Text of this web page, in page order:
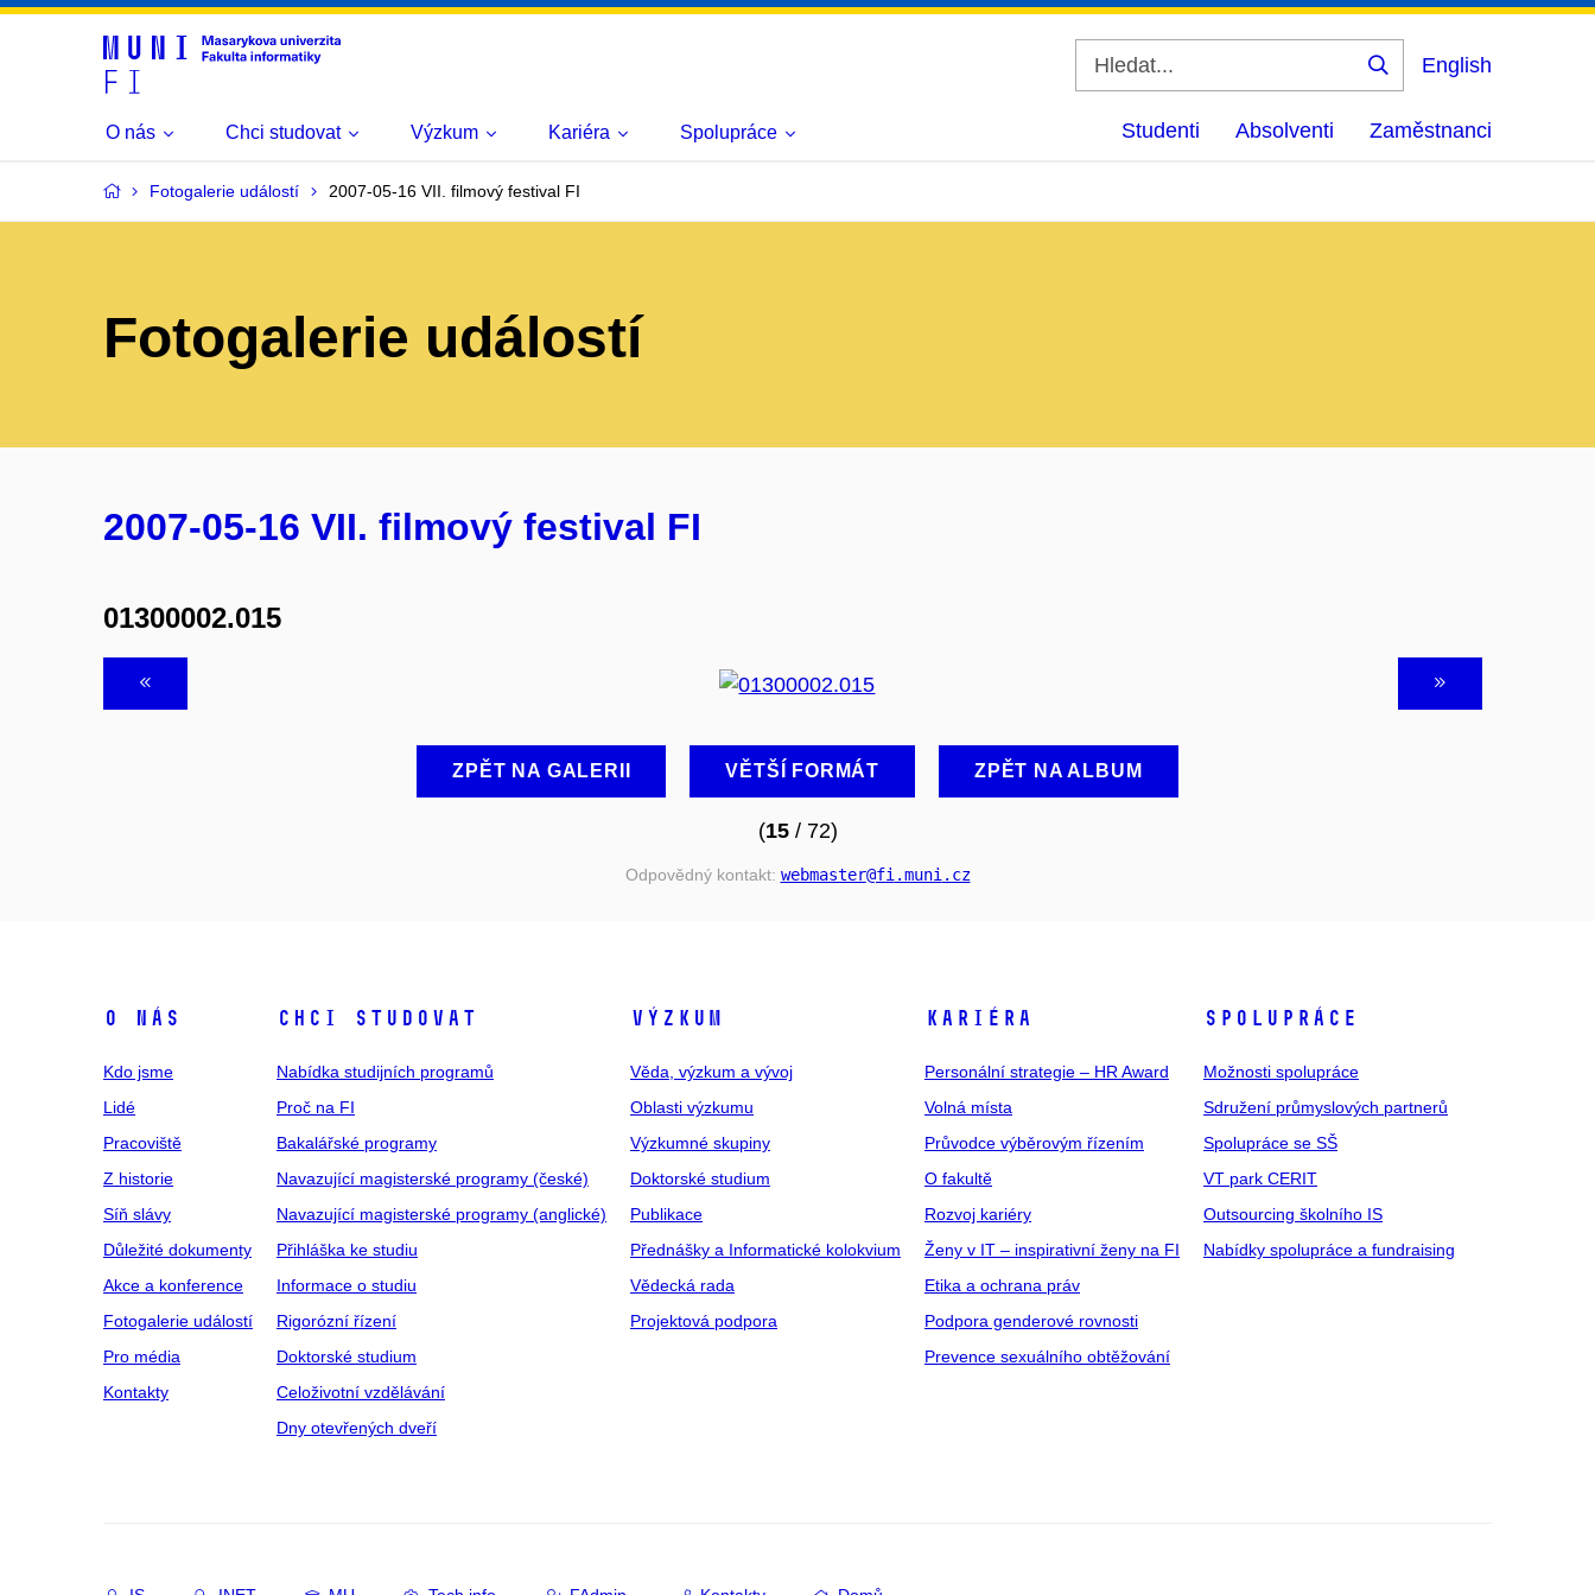
Vyhledat
English
O nás Chci studovat Výzkum Kariéra Spolupráce Studenti Absolventi Zaměstnanci
Fotogalerie událostí 2007-05-16 VII. filmový festival FI
Fotogalerie událostí
2007-05-16 VII. filmový festival FI
01300002.015
ZPĚT NA GALERII VĚTŠÍ FORMÁT ZPĚT NA ALBUM
(15/ 72)
Odpovědný kontakt: webmaster@fi .muni .cz
O NÁS
Kdo jsme
Lidé
Pracoviště
Z historie
Síň slávy
Důležité dokumenty
Akce a konference
Fotogalerie událostí
Pro média
Kontakty
CHCI STUDOVAT
Nabídka studijních programů
Proč na FI
Bakalářské programy
Navazující magisterské programy (české)
Navazující magisterské programy (anglické)
Přihláška ke studiu
Informace o studiu
Rigorózní řízení
Doktorské studium
Celoživotní vzdělávání
Dny otevřených dveří
VÝZKUM
Věda, výzkum a vývoj
Oblasti výzkumu
Výzkumné skupiny
Doktorské studium
Publikace
Přednášky a Informatické kolokvium
Vědecká rada
Projektová podpora
KARIÉRA
Personální strategie – HR Award
Volná místa
Průvodce výběrovým řízením
O fakultě
Rozvoj kariéry
Ženy v IT – inspirativní ženy na FI
Etika a ochrana práv
Podpora genderové rovnosti
Prevence sexuálního obtěžování
SPOLUPRÁCE
Možnosti spolupráce
Sdružení průmyslových partnerů
Spolupráce se SŠ
VT park CERIT
Outsourcing školního IS
Nabídky spolupráce a fundraising